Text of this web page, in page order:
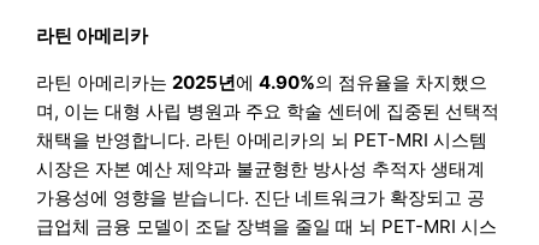
라틴 아메리카
라틴 아메리카는 2025년에4.90%의 점유율을 차지했으
며, 이는 대형 사립 병원과 주요 학술 센터에 집중된 선택적
채택을 반영합니다. 라틴 아메리카의 뇌 PET-MRI 시스템
시장은 자본 예산 제약과 불균형한 방사성 추적자 생태계
가용성에 영향을 받습니다. 진단 네트워크가 확장되고 공
급업체 금융 모델이 조달 장벽을 줄일 때 뇌 PET-MRI 시스